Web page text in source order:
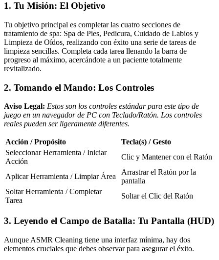
1. Tu Misión: El Objetivo
Tu objetivo principal es completar las cuatro secciones de
tratamiento de spa: Spa de Pies, Pedicura, Cuidado de Labios y
Limpieza de Oídos, realizando con éxito una serie de tareas de
limpieza sencillas. Completa cada tarea llenando la barra de
progreso al máximo, acercándote a un paciente totalmente
revitalizado.
2. Tomando el Mando: Los Controles
Aviso Legal: Estos son los controles estándar para este tipo de
juego en un navegador de PC con Teclado/Ratón. Los controles
reales pueden ser ligeramente diferentes.
Acción / Propósito
Tecla(s) / Gesto
Seleccionar Herramienta / Iniciar
Acción
Clic y Mantener con el Ratón
Aplicar Herramienta / Limpiar Área
Arrastrar el Ratón por la
pantalla
Soltar Herramienta / Completar
Tarea
Soltar el Clic del Ratón
3. Leyendo el Campo de Batalla: Tu Pantalla (HUD)
Aunque ASMR Cleaning tiene una interfaz mínima, hay dos
elementos cruciales que debes observar para asegurar el éxito.